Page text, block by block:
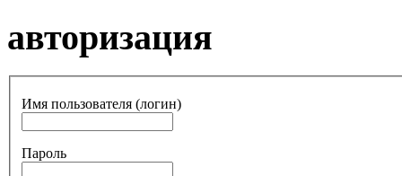
авторизация
Имя пользователя (логин)
Пароль